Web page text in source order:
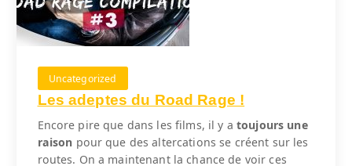
Uncategorized
Les adeptes du Road Rage !
Encore pire que dans les films, il y a toujours une
raison pour que des altercations se créent sur les
routes. On a maintenant la chance de voir ces